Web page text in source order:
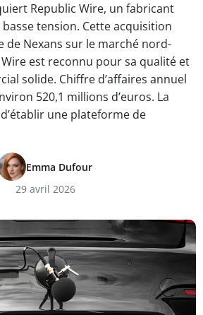
Republic Wire, un fabricant
tension. Cette acquisition
de Nexans sur le marché nord-
est reconnu pour sa qualité et
solide. Chiffre d’affaires annuel
520,1 millions d’euros. La
une plateforme de
Emma Dufour
29 avril 2026